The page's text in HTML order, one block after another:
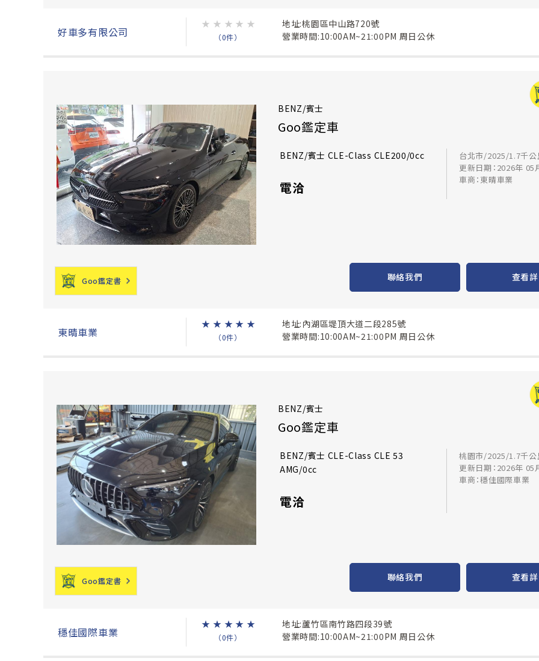
好車多有限公司
★ ★ ★ ★ ★
（0件）
地址:桃園區中山路720號
營業時間:10:00AM~21:00PM 周日公休
BENZ/賓士
Goo鑑定車
BENZ/賓士 CLE-Class CLE200/0cc
電洽
台北市/2025/1.7千公
更新日期：2026年 05
車商：東晴車業
Goo鑑定書 聯絡我們 查看
東晴車業
★ ★ ★ ★ ★
（0件）
地址:內湖區堤頂大道二段285號
營業時間:10:00AM~21:00PM 周日公休
BENZ/賓士
Goo鑑定車
BENZ/賓士 CLE-Class CLE 53
AMG/0cc
電洽
桃園市/2025/1.7千公
更新日期：2026年 05
車商：穩佳國際車業
Goo鑑定書 聯絡我們 查看
穩佳國際車業
★ ★ ★ ★ ★
（0件）
地址:蘆竹區南竹路四段39號
營業時間:10:00AM~21:00PM 周日公休